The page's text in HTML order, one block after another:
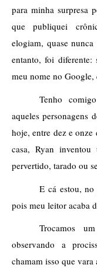
para minha surpresa
que publiquei
elogiam, quase
entanto, foi diferente:
meu nome no Google,
Tenho
aqueles personagens
hoje, entre dez e
casa, Ryan
pervertido, tarado ou
E cá estou, no
pois meu leitor acaba
Trocamos
observando a
chamam isso que vara